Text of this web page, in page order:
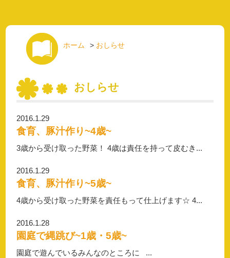
ホーム > おしらせ
おしらせ
2016.1.29
食育、豚汁作り~4歳~
3歳から受け取った野菜！ 4歳は責任を持って皮むき...
2016.1.29
食育、豚汁作り~5歳~
4歳から受け取った野菜を責任もって仕上げます☆ 4...
2016.1.28
園庭で縄跳び~1歳・5歳~
園庭で遊んでいるみんなのところに ...